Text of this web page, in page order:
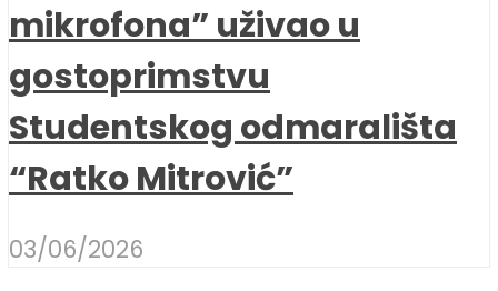
mikrofona” uživao u
gostoprimstvu
Studentskog odmarališta
“Ratko Mitrović”
03/06/2026